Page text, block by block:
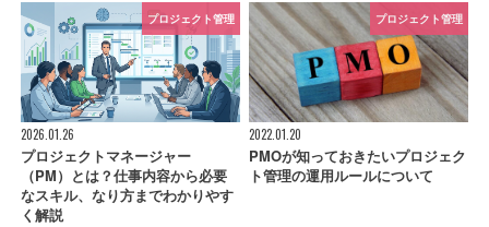
プロジェクト管理
2026.01.26
プロジェクトマネージャー
（PM）とは？仕事内容から必要
なスキル、なり方までわかりやす
く解説
プロジェクト管理
2022.01.20
PMOが知っておきたいプロジェク
ト管理の運用ルールについて